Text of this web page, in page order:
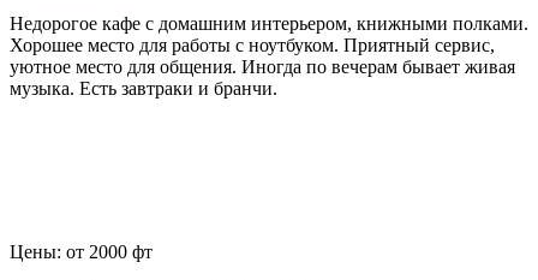
Недорогое кафе с домашним интерьером, книжными полками.
Хорошее место для работы с ноутбуком. Приятный сервис,
уютное место для общения. Иногда по вечерам бывает живая
музыка. Есть завтраки и бранчи.
Цены: от 2000 фт